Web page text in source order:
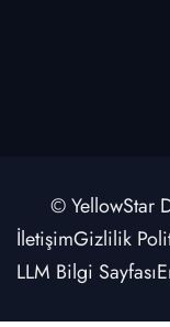
© YellowStar
İletişimGizlilik
LLM Bilgi Sayfası